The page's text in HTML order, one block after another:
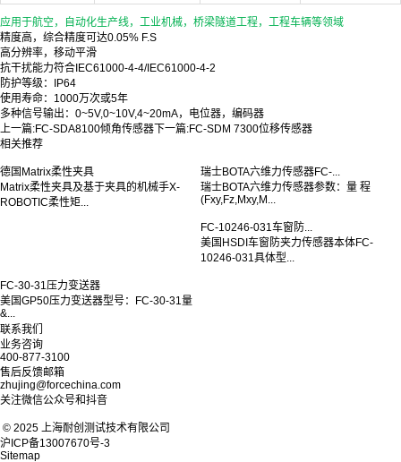
应用于航空，自动化生产线，工业机械，桥梁隧道工程，工程车辆等领域
精度高，综合精度可达0.05% F.S
高分辨率，移动平滑
抗干扰能力符合IEC61000-4-4/IEC61000-4-2
防护等级：IP64
使用寿命：1000万次或5年
多种信号输出：0~5V,0~10V,4~20mA，电位器，编码器
上一篇:FC-SDA8100倾角传感器 下一篇:FC-SDM 7300位移传感器
相关推荐
德国Matrix柔性夹具
Matrix柔性夹具及基于夹具的机械手X-
ROBOTIC柔性矩...
瑞士BOTA六维力传感器FC-...
瑞士BOTA六维力传感器参数：量 程
(Fxy,Fz,Mxy,M...
FC-10246-031车窗防...
美国HSDI车窗防夹力传感器本体FC-
10246-031具体型...
FC-30-31压力变送器
美国GP50压力变送器型号：FC-30-31量
&...
联系我们
业务咨询
400-877-3100
售后反馈邮箱
zhujing@forcechina.com
关注微信公众号和抖音
© 2025 上海耐创测试技术有限公司
沪ICP备13007670号-3
Sitemap